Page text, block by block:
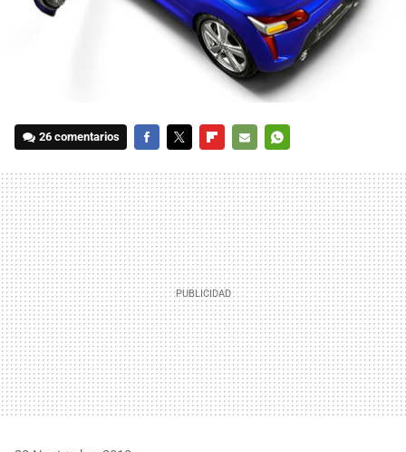
26 comentarios
MAIL